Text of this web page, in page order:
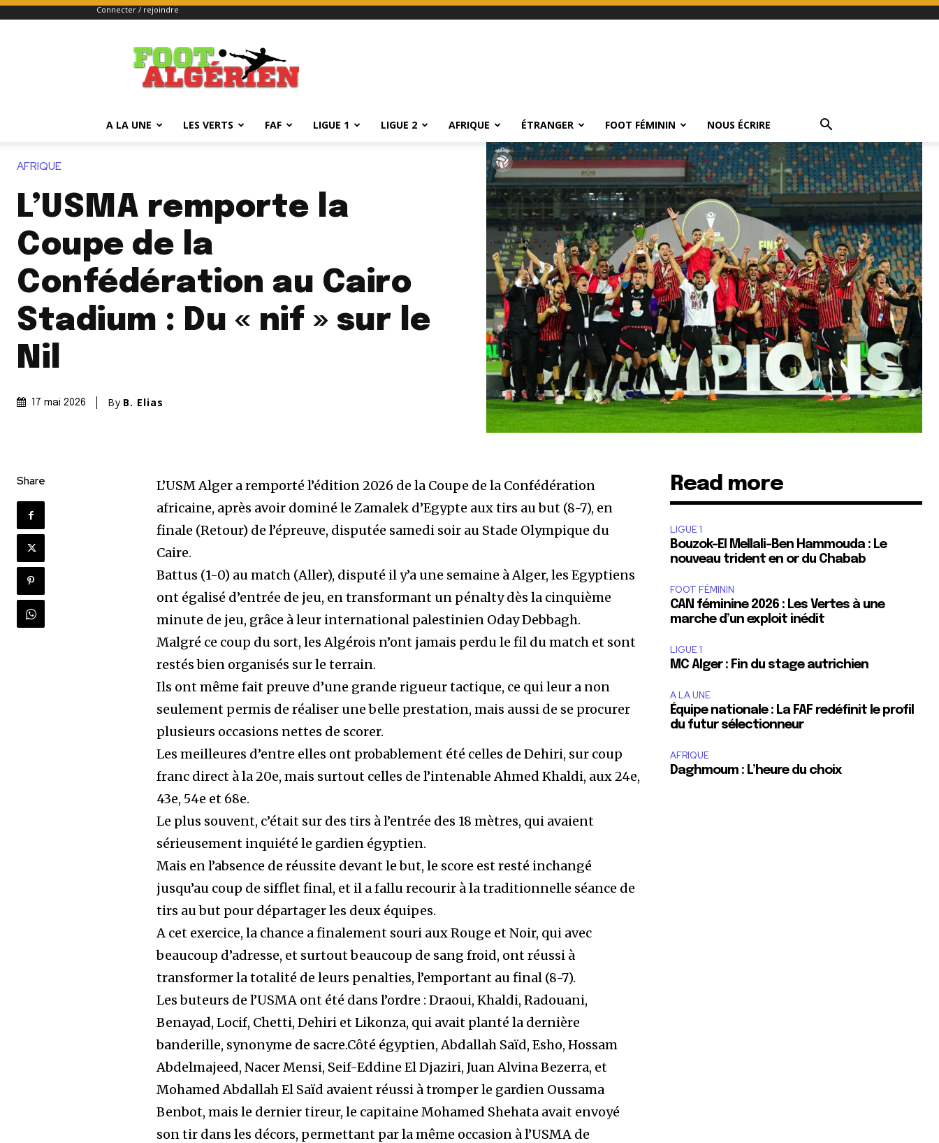
Connecter / rejoindre
FOOTALGERIEN
A LA UNE LES VERTS FAF LIGUE 1 LIGUE 2 AFRIQUE ÉTRANGER FOOT FÉMININ NOUS ÉCRIRE
AFRIQUE
L’USMA remporte la
Coupe de la
Confédération au Cairo
Stadium : Du « nif » sur le
Nil
17 mai 2026 By B. Elias
Share
L’USM Alger a remporté l’édition 2026 de la Coupe de la Confédération
africaine, après avoir dominé le Zamalek d’Egypte aux tirs au but (8-7), en
finale (Retour) de l’épreuve, disputée samedi soir au Stade Olympique du
Caire.
Battus (1-0) au match (Aller), disputé il y’a une semaine à Alger, les Egyptiens
ont égalisé d’entrée de jeu, en transformant un pénalty dès la cinquième
minute de jeu, grâce à leur international palestinien Oday Debbagh.
Malgré ce coup du sort, les Algérois n’ont jamais perdu le fil du match et sont
restés bien organisés sur le terrain.
Ils ont même fait preuve d’une grande rigueur tactique, ce qui leur a non
seulement permis de réaliser une belle prestation, mais aussi de se procurer
plusieurs occasions nettes de scorer.
Les meilleures d’entre elles ont probablement été celles de Dehiri, sur coup
franc direct à la 20e, mais surtout celles de l’intenable Ahmed Khaldi, aux 24e,
43e, 54e et 68e.
Le plus souvent, c’était sur des tirs à l’entrée des 18 mètres, qui avaient
sérieusement inquiété le gardien égyptien.
Mais en l’absence de réussite devant le but, le score est resté inchangé
jusqu’au coup de sifflet final, et il a fallu recourir à la traditionnelle séance de
tirs au but pour départager les deux équipes.
A cet exercice, la chance a finalement souri aux Rouge et Noir, qui avec
beaucoup d’adresse, et surtout beaucoup de sang froid, ont réussi à
transformer la totalité de leurs penalties, l’emportant au final (8-7).
Les buteurs de l’USMA ont été dans l’ordre : Draoui, Khaldi, Radouani,
Benayad, Locif, Chetti, Dehiri et Likonza, qui avait planté la dernière
banderille, synonyme de sacre.Côté égyptien, Abdallah Saïd, Esho, Hossam
Abdelmajeed, Nacer Mensi, Seif-Eddine El Djaziri, Juan Alvina Bezerra, et
Mohamed Abdallah El Saïd avaient réussi à tromper le gardien Oussama
Benbot, mais le dernier tireur, le capitaine Mohamed Shehata avait envoyé
son tir dans les décors, permettant par la même occasion à l’USMA de
Read more
LIGUE 1
Bouzok-El Mellali-Ben Hammouda : Le
nouveau trident en or du Chabab
FOOT FÉMININ
CAN féminine 2026 : Les Vertes à une
marche d’un exploit inédit
LIGUE 1
MC Alger : Fin du stage autrichien
A LA UNE
Équipe nationale : La FAF redéfinit le profil
du futur sélectionneur
AFRIQUE
Daghmoum : L’heure du choix